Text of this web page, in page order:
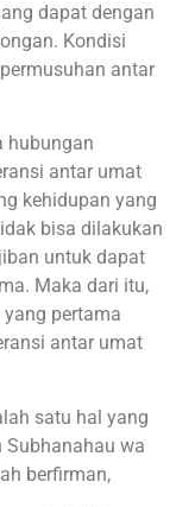
dapat dengan
Kondisi
antar
hubungan
antar umat
kehidupan yang
bisa dilakukan
untuk dapat
Maka dari itu,
pertama
antar umat
satu hal yang
Subhanahau wa
berfirman,